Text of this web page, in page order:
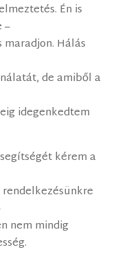
Én is
–
maradjon. Hálás
de amiből a
idegenkedtem
kérem a
nem mindig